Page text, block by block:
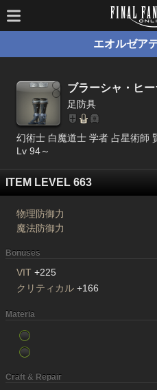
エオルゼア
ブラーシャ・ヒ
足防具
幻術士 白魔道士 学者 占星術師
Lv 94～
ITEM LEVEL 663
物理防御力
魔法防御力
Bonuses
VIT +225
クリティカル +166
Materia
Craft & Repair